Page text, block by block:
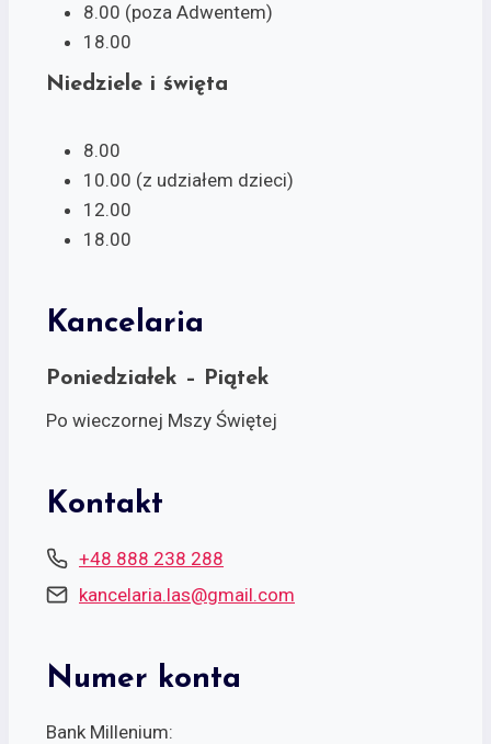
8.00 (poza Adwentem)
18.00
Niedziele i święta
8.00
10.00 (z udziałem dzieci)
12.00
18.00
Kancelaria
Poniedziałek – Piątek
Po wieczornej Mszy Świętej
Kontakt
+48 888 238 288
kancelaria.las@gmail.com
Numer konta
Bank Millenium: